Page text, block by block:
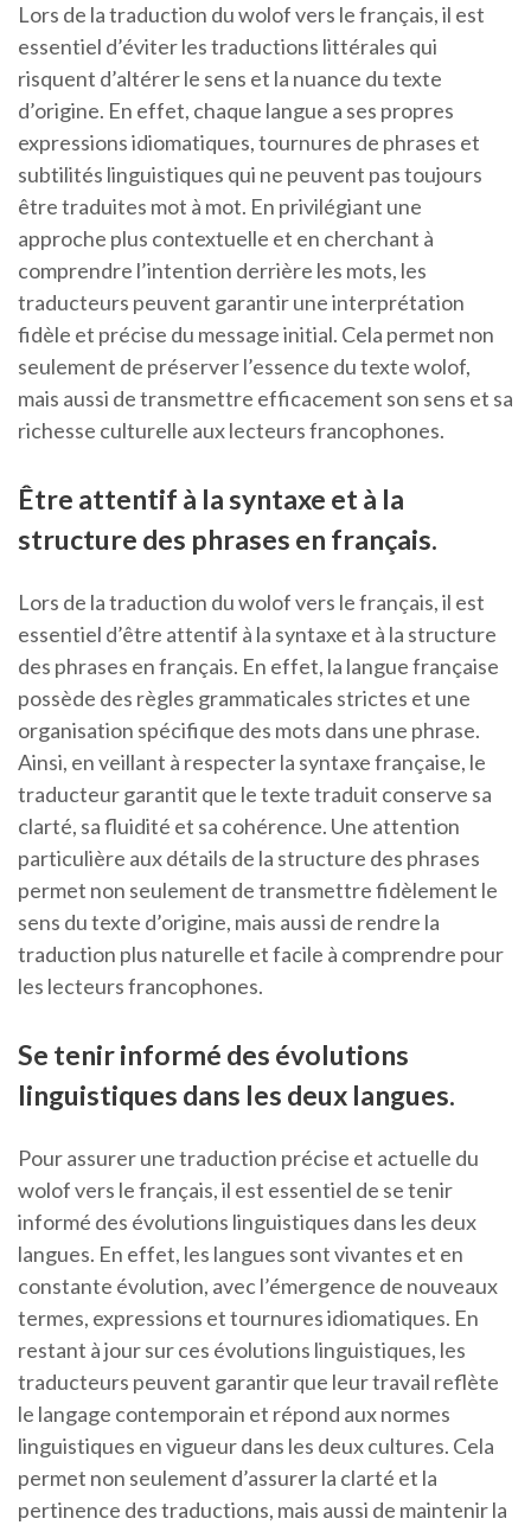
Lors de la traduction du wolof vers le français, il est
essentiel d’éviter les traductions littérales qui
risquent d’altérer le sens et la nuance du texte
d’origine. En effet, chaque langue a ses propres
expressions idiomatiques, tournures de phrases et
subtilités linguistiques qui ne peuvent pas toujours
être traduites mot à mot. En privilégiant une
approche plus contextuelle et en cherchant à
comprendre l’intention derrière les mots, les
traducteurs peuvent garantir une interprétation
fidèle et précise du message initial. Cela permet non
seulement de préserver l’essence du texte wolof,
mais aussi de transmettre efficacement son sens et sa
richesse culturelle aux lecteurs francophones.
Être attentif à la syntaxe et à la
structure des phrases en français.
Lors de la traduction du wolof vers le français, il est
essentiel d’être attentif à la syntaxe et à la structure
des phrases en français. En effet, la langue française
possède des règles grammaticales strictes et une
organisation spécifique des mots dans une phrase.
Ainsi, en veillant à respecter la syntaxe française, le
traducteur garantit que le texte traduit conserve sa
clarté, sa fluidité et sa cohérence. Une attention
particulière aux détails de la structure des phrases
permet non seulement de transmettre fidèlement le
sens du texte d’origine, mais aussi de rendre la
traduction plus naturelle et facile à comprendre pour
les lecteurs francophones.
Se tenir informé des évolutions
linguistiques dans les deux langues.
Pour assurer une traduction précise et actuelle du
wolof vers le français, il est essentiel de se tenir
informé des évolutions linguistiques dans les deux
langues. En effet, les langues sont vivantes et en
constante évolution, avec l’émergence de nouveaux
termes, expressions et tournures idiomatiques. En
restant à jour sur ces évolutions linguistiques, les
traducteurs peuvent garantir que leur travail reflète
le langage contemporain et répond aux normes
linguistiques en vigueur dans les deux cultures. Cela
permet non seulement d’assurer la clarté et la
pertinence des traductions, mais aussi de maintenir la